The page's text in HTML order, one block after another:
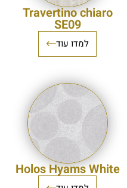
Travertino chiaro
SE09
למדו עוד
Holos Hyams White